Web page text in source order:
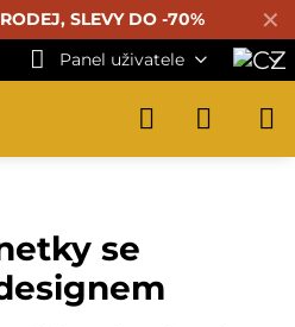
✕
SLEVY DO -70%
Panel uživatele
se